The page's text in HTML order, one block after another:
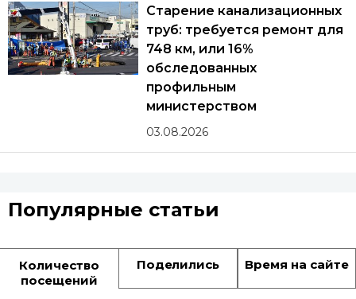
Старение канализационных
труб: требуется ремонт для
748 км, или 16%
обследованных
профильным
министерством
03.08.2026
Популярные статьи
Количество
посещений
Поделились Время на сайте